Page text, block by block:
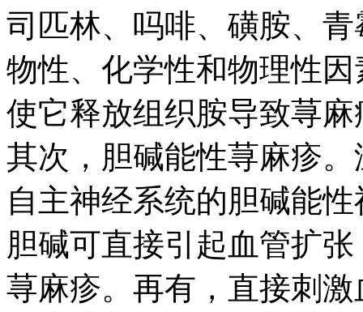
司匹林、吗啡、磺胺、
物性、化学性和物理性
使它释放组织胺导致荨
其次，胆碱能性荨麻疹
自主神经系统的胆碱能
胆碱可直接引起血管扩
荨麻疹。再有，直接刺